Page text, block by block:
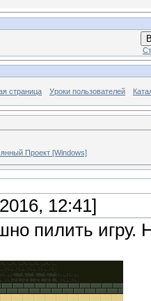
страница Уроки пользователей
Проект [Windows]
12:41]
пилить игру.